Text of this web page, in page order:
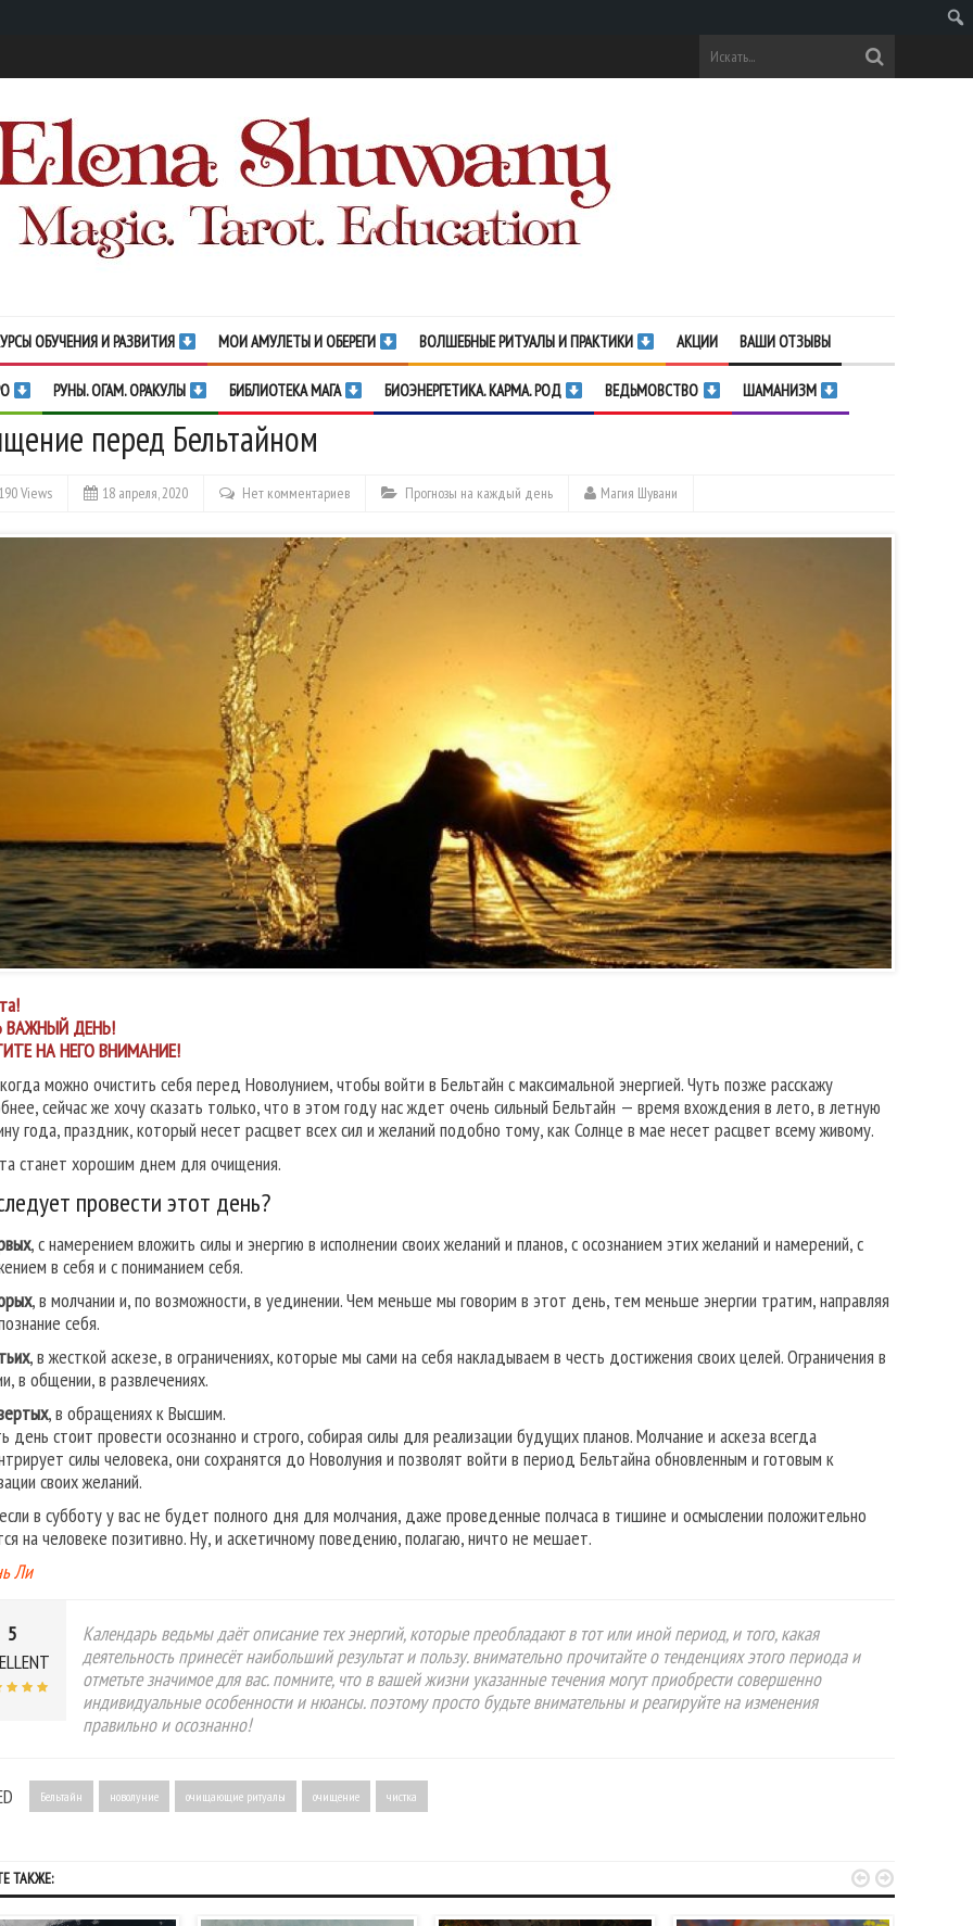
ОБУЧЕНИЯ И РАЗВИТИЯ МОИ АМУЛЕТЫ И ОБЕРЕГИ ВОЛШЕБНЫЕ РИТУАЛЫ И ПРАКТИКИ АКЦИИ ВАШИ ОТЗЫВЫ
РУНЫ. ОГАМ. ОРАКУЛЫ БИБЛИОТЕКА МАГА БИОЭНЕРГЕТИКА. КАРМА. РОД ВЕДЬМОВСТВО ШАМАНИЗМ
перед Бельтайном
Views 18 апреля, 2020 Нет комментариев Прогнозы на каждый день Магия Шувани
ВАЖНЫЙ ДЕНЬ!
НА НЕГО ВНИМАНИЕ!
можно очистить себя перед Новолунием, чтобы войти в Бельтайн с максимальной энергией. Чуть позже расскажу
сейчас же хочу сказать только, что в этом году нас ждет очень сильный Бельтайн — время вхождения в лето, в летную
года, праздник, который несет расцвет всех сил и желаний подобно тому, как Солнце в мае несет расцвет всему живому.
станет хорошим днем для очищения.
провести этот день?
, с намерением вложить силы и энергию в исполнении своих желаний и планов, с осознанием этих желаний и намерений, с
в себя и с пониманием себя.
, в молчании и, по возможности, в уединении. Чем меньше мы говорим в этот день, тем меньше энергии тратим, направляя
себя.
, в жесткой аскезе, в ограничениях, которые мы сами на себя накладываем в честь достижения своих целей. Ограничения в
в общении, в развлечениях.
, в обращениях к Высшим.
день стоит провести осознанно и строго, собирая силы для реализации будущих планов. Молчание и аскеза всегда
силы человека, они сохранятся до Новолуния и позволят войти в период Бельтайна обновленным и готовым к
своих желаний.
в субботу у вас не будет полного дня для молчания, даже проведенные полчаса в тишине и осмыслении положительно
на человеке позитивно. Ну, и аскетичному поведению, полагаю, ничто не мешает.
Ли
5
Календарь ведьмы даёт описание тех энергий, которые преобладают в тот или иной период, и того, какая
деятельность принесёт наибольший результат и пользу. внимательно прочитайте о тенденциях этого периода и
отметьте значимое для вас. помните, что в вашей жизни указанные течения могут приобрести совершенно
индивидуальные особенности и нюансы. поэтому просто будьте внимательны и реагируйте на изменения
правильно и осознанно!
Бельтайн новолуние очищающие ритуалы очищение чистка
ТАКЖЕ:  